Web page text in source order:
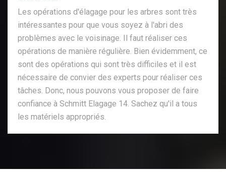
Les opérations d'élagage pour les arbres sont très
intéressantes pour que vous soyez à l'abri des
problèmes avec le voisinage. Il faut réaliser ces
opérations de manière régulière. Bien évidemment, ce
sont des opérations qui sont très difficiles et il est
nécessaire de convier des experts pour réaliser ces
tâches. Donc, nous pouvons vous proposer de faire
confiance à Schmitt Elagage 14. Sachez qu'il a tous
les matériels appropriés.